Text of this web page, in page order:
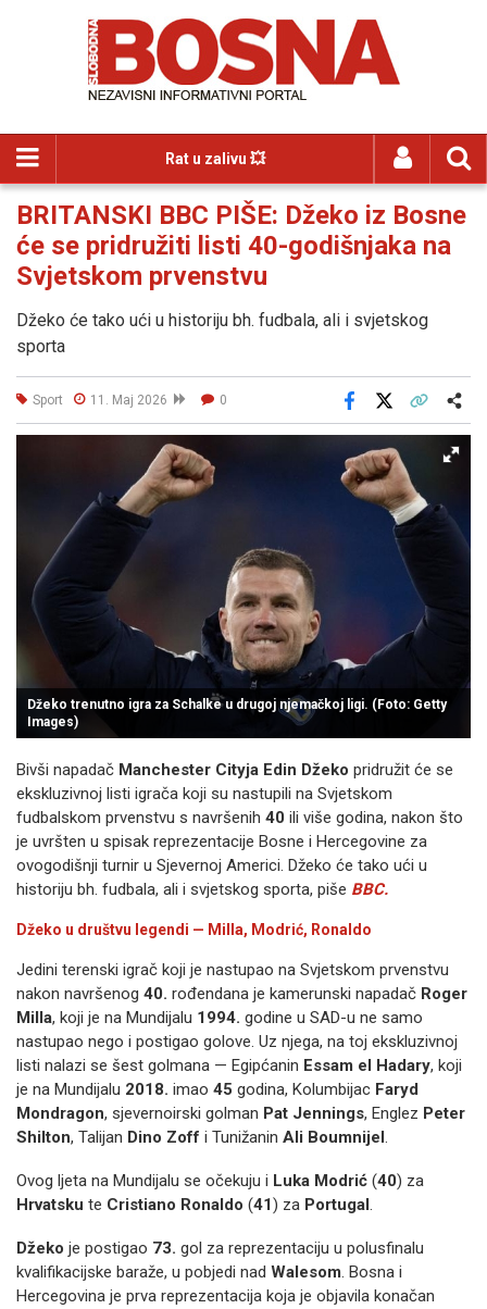
Rat u zalivu 💥
BRITANSKI BBC PIŠE: Džeko iz Bosne
će se pridružiti listi 40-godišnjaka na
Svjetskom prvenstvu
Džeko će tako ući u historiju bh. fudbala, ali i svjetskog
sporta
Sport 11. Maj 2026 0
Facebook
Džeko trenutno igra za Schalke u drugoj njemačkoj ligi. (Foto: Getty
Images)
Bivši napadač Manchester Cityja Edin Džeko pridružit će se
ekskluzivnoj listi igrača koji su nastupili na Svjetskom
fudbalskom prvenstvu s navršenih 40 ili više godina, nakon što
je uvršten u spisak reprezentacije Bosne i Hercegovine za
ovogodišnji turnir u Sjevernoj Americi. Džeko će tako ući u
historiju bh. fudbala, ali i svjetskog sporta, piše BBC.
Džeko u društvu legendi — Milla, Modrić, Ronaldo
Jedini terenski igrač koji je nastupao na Svjetskom prvenstvu
nakon navršenog 40. rođendana je kamerunski napadač Roger
Milla, koji je na Mundijalu 1994. godine u SAD-u ne samo
nastupao nego i postigao golove. Uz njega, na toj ekskluzivnoj
listi nalazi se šest golmana — Egipćanin Essam el Hadary, koji
je na Mundijalu 2018. imao 45 godina, Kolumbijac Faryd
Mondragon, sjevernoirski golman Pat Jennings, Englez Peter
Shilton, Talijan Dino Zoff i Tunižanin Ali Boumnijel.
Ovog ljeta na Mundijalu se očekuju i Luka Modrić (40) za
Hrvatsku te Cristiano Ronaldo (41) za Portugal.
Džeko je postigao 73. gol za reprezentaciju u polusfinalu
kvalifikacijske baraže, u pobjedi nad Walesom. Bosna i
Hercegovina je prva reprezentacija koja je objavila konačan